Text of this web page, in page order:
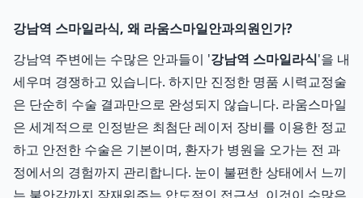
강남역 스마일라식, 왜 라움스마일안과의원인가?
강남역 주변에는 수많은 안과들이 '강남역 스마일라식'을 내
세우며 경쟁하고 있습니다. 하지만 진정한 명품 시력교정술
은 단순히 수술 결과만으로 완성되지 않습니다. 라움스마일
은 세계적으로 인정받은 최첨단 레이저 장비를 이용한 정교
하고 안전한 수술은 기본이며, 환자가 병원을 오가는 전 과
정에서의 경험까지 관리합니다. 눈이 불편한 상태에서 느끼